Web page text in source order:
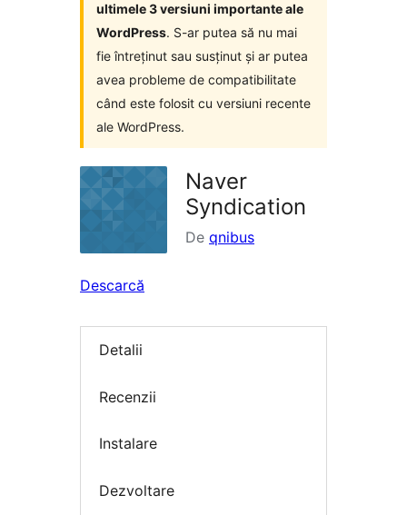
ultimele 3 versiuni importante ale
WordPress. S-ar putea să nu mai
fie întreținut sau susținut și ar putea
avea probleme de compatibilitate
când este folosit cu versiuni recente
ale WordPress.
Naver
Syndication
De qnibus
Descarcă
Detalii
Recenzii
Instalare
Dezvoltare